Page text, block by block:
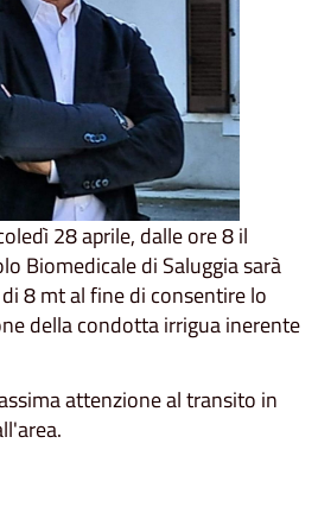
28 aprile, dalle ore 8 il
Biomedicale di Saluggia sarà
8 mt al fine di consentire lo
della condotta irrigua inerente
attenzione al transito in